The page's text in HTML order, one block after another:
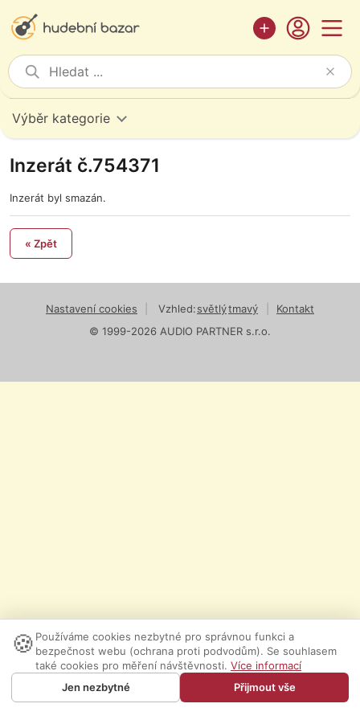
Výběr kategorie
Inzerát č.754371
Inzerát byl smazán.
« Zpět
Nastavení cookies Vzhled:světlýtmavý
Kontakt
© 1999-2026 AUDIO PARTNER s.r.o.
🍪 Používáme cookies nezbytné pro správnou funkci a
bezpečnost webu (ochrana proti podvodům). Se souhlasem
také cookies pro měření návštěvnosti. Více informací
Jen nezbytné
Přijmout vše